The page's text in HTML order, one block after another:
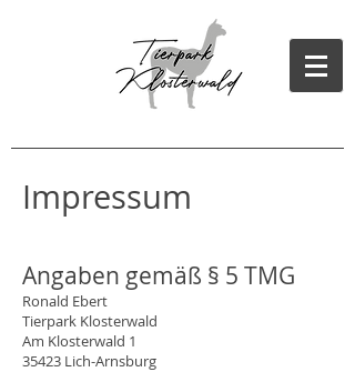
Impressum
Angaben gemäß § 5 TMG
Ronald Ebert
Tierpark Klosterwald
Am Klosterwald 1
35423 Lich-Arnsburg